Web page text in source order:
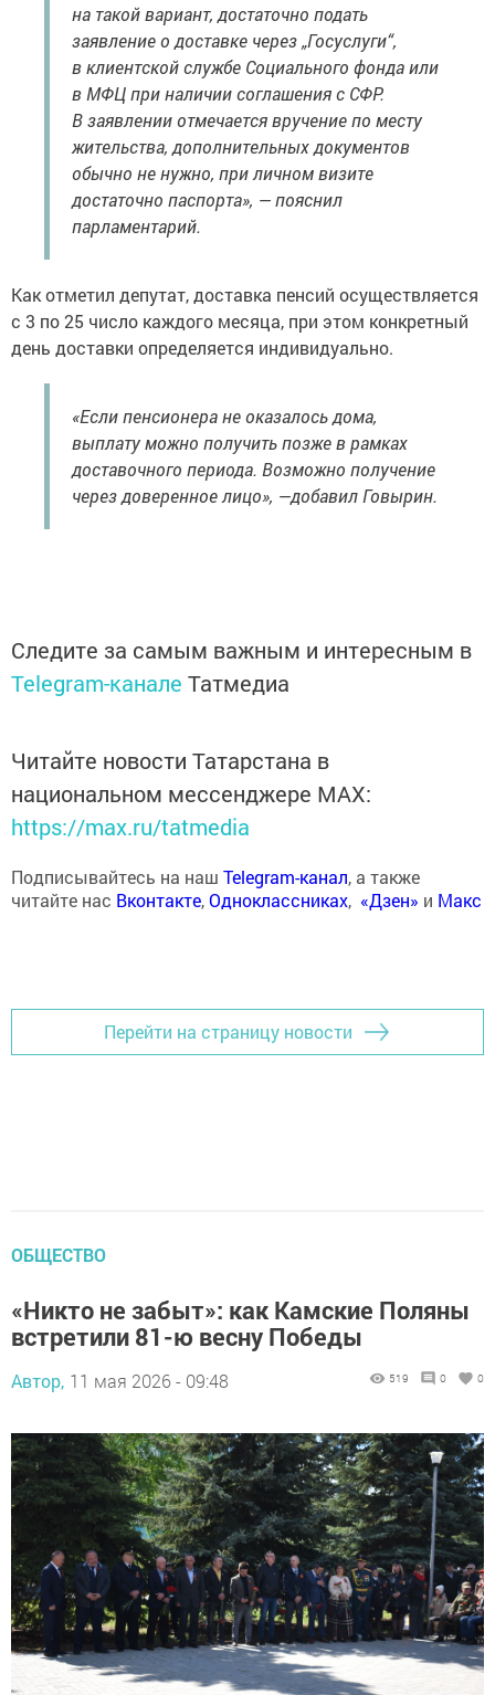
на такой вариант, достаточно подать
заявление о доставке через „Госуслуги“,
в клиентской службе Социального фонда или
в МФЦ при наличии соглашения с СФР.
В заявлении отмечается вручение по месту
жительства, дополнительных документов
обычно не нужно, при личном визите
достаточно паспорта», — пояснил
парламентарий.
Как отметил депутат, доставка пенсий осуществляется
с 3 по 25 число каждого месяца, при этом конкретный
день доставки определяется индивидуально.
«Если пенсионера не оказалось дома,
выплату можно получить позже в рамках
доставочного периода. Возможно получение
через доверенное лицо», —добавил Говырин.
Следите за самым важным и интересным в
Telegram-канале Татмедиа
Читайте новости Татарстана в
национальном мессенджере MАХ:
https://max.ru/tatmedia
Подписывайтесь на наш Telegram-канал, а также
читайте нас Вконтакте,Одноклассниках, «Дзен» и Макс
Перейти на страницу новости
ОБЩЕСТВО
«Никто не забыт»: как Камские Поляны
встретили 81-ю весну Победы
Автор, 11 мая 2026 - 09:48 519 0 0